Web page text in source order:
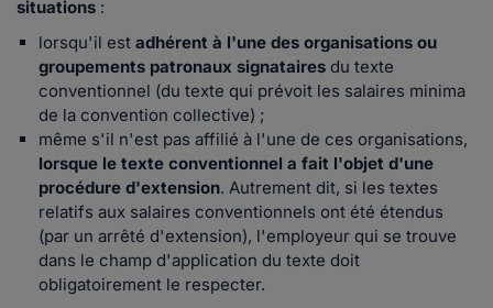
situations :
lorsqu'il est adhérent à l'une des organisations ou
groupements patronaux signataires du texte
conventionnel (du texte qui prévoit les salaires minima
de la convention collective) ;
même s'il n'est pas affilié à l'une de ces organisations,
lorsque le texte conventionnel a fait l'objet d'une
procédure d'extension. Autrement dit, si les textes
relatifs aux salaires conventionnels ont été étendus
(par un arrêté d'extension), l'employeur qui se trouve
dans le champ d'application du texte doit
obligatoirement le respecter.